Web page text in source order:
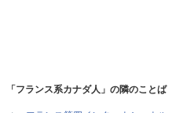
「フランス系カナダ人」の隣のことば